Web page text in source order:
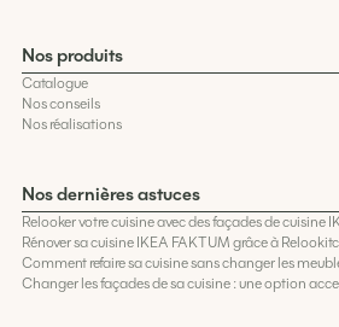
Nos produits
Catalogue
Nos conseils
Nos réalisations
Nos dernières astuces
Relooker votre cuisine avec des façades de cuisine
Rénover sa cuisine IKEA FAKTUM grâce à
Comment refaire sa cuisine sans changer les
Changer les façades de sa cuisine : une option